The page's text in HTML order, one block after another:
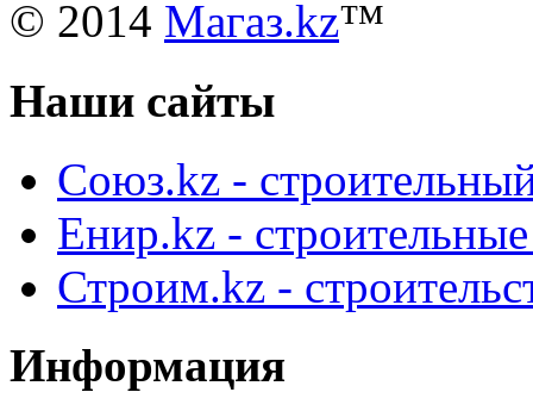
© 2014 Магаз.kz™
Наши сайты
Союз.kz -
Енир.kz -
Строим.kz -
Информация